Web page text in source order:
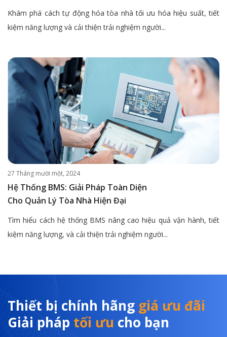
Khám phá cách tự động hóa tòa nhà tối ưu hóa hiệu suất, tiết
kiệm năng lượng và cải thiện trải nghiệm người...
27 Tháng mười một, 2024
Hệ Thống BMS: Giải Pháp Toàn Diện
Cho Quản Lý Tòa Nhà Hiện Đại
Tìm hiểu cách hệ thống BMS nâng cao hiệu quả vận hành, tiết
kiệm năng lượng, và cải thiện trải nghiệm người...
Thiết bị chính hãng giá ưu đãi
Giải pháp tối ưu cho bạn